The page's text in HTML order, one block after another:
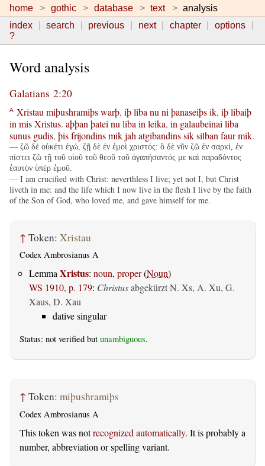
home gothic database text
analysis
index
search previous next chapter
options
?
Word analysis
Galatians 2:20
A Xristau miþushramiþswarþ, iþliba nu ni þanaseiþsik, iþlibaiþ
in misXristus. aþþan þatei nu liba in leika, in galaubeinai liba
sunus gudis, þisfrijondinsmikjah atgibandinssiksilban faurmik.
— ζῶ δὲ οὐκέτι ἐγώ, ζῇ δὲ ἐν ἐμοὶ χριστός: ὃ δὲ νῦν ζῶ ἐν σαρκί, ἐν
πίστει ζῶ τῇ τοῦ υἱοῦ τοῦ θεοῦ τοῦ ἀγαπήσαντός με καὶ παραδόντος
ἑαυτὸν ὑπὲρ ἐμοῦ.
— I am crucified with Christ: neverthless I live; yet not I, but Christ
liveth in me: and the life which I now live in the flesh I live by the faith
of the Son of God, who loved me, and gave himself for me.
↑ Token: Xristau
Codex Ambrosianus A
Lemma Xristus: noun, proper(Noun)
WS 1910, p. 179: Christusabgekürzt N. Xs, A. Xu, G.
Xaus, D. Xau
dative singular
Status: not verified but unambiguous.
↑ Token: miþushramiþs
Codex Ambrosianus A
This token was notrecognized automatically. It is probably a
number, abbreviation or spelling variant.